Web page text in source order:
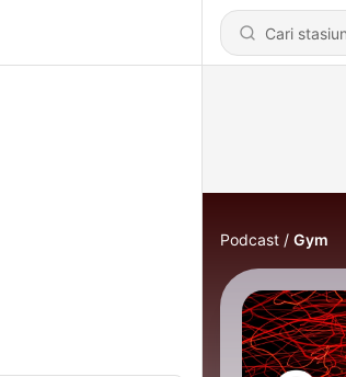
Podcast Gym